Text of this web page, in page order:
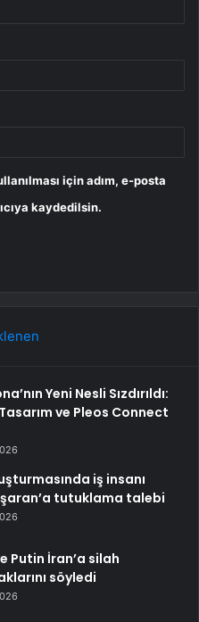
için adım, e-posta
kaydedilsin.
Yeni Nesli Sızdırıldı:
ve Pleos Connect
iş insanı
tutuklama talebi
Putin İran’a silah
söyledi